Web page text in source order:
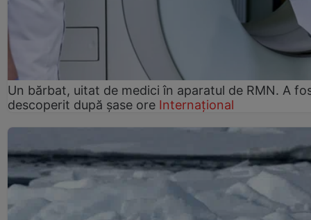
Un bărbat, uitat de medici în aparatul de RMN. A
descoperit după șase ore Internațional